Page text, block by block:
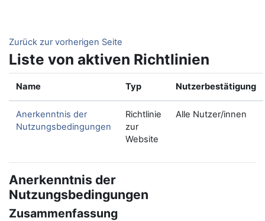
Zurück zur vorherigen Seite
Liste von aktiven Richtlinien
Name Typ Nutzerbestätigung
Anerkenntnis der
Nutzungsbedingungen
Richtlinie
zur
Website
Alle Nutzer/innen
Anerkenntnis der
Nutzungsbedingungen
Zusammenfassung